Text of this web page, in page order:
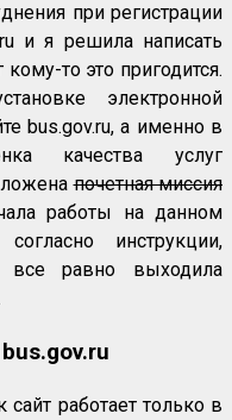
при регистрации
и я решила написать
то это пригодится.
электронной
bus.gov.ru, а именно в
качества услуг
почетная миссия
работы на данном
инструкции,
все равно выходила
работает только в